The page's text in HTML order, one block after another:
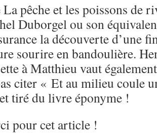
pêche et les poissons de
Duborgel ou son
la découverte d’une
sourire en bandoulière.
à Matthieu vaut
citer « Et au milieu coule
tiré du livre éponyme !
pour cet article !